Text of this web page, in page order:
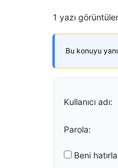
1 yazı
Bu konuyu
Kullanıcı adı:
Parola:
Beni hatırla